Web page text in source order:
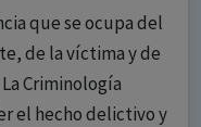
que se ocupa del
de la víctima y de
Criminología
el hecho delictivo y